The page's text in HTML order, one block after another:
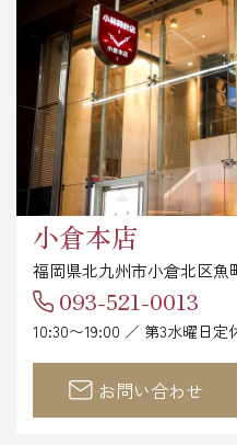
小倉本店
福岡県北九州市小倉北区魚
093-521-0013
10:30〜19:00 ／ 第3水曜日定
お問い合わせ